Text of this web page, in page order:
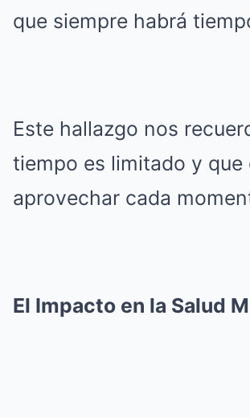
que siempre habrá
Este hallazgo nos
tiempo es limitado y que
aprovechar cada
El Impacto en la Salud